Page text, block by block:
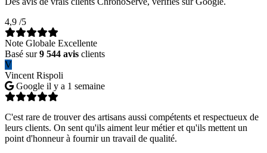
4,9 /5
Note Globale Excellente
Basé sur9 544 avis clients
V
Vincent Rispoli
Google il y a 1 semaine
C'est rare de trouver des artisans aussi compétents et respectueux de
leurs clients. On sent qu'ils aiment leur métier et qu'ils mettent un
point d'honneur à fournir un travail de qualité.